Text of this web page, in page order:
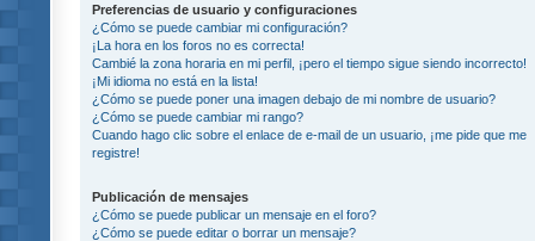
Preferencias de usuario y configuraciones
¿Cómo se puede cambiar mi configuración?
¡La hora en los foros no es correcta!
Cambié la zona horaria en mi perfil, ¡pero el tiempo sigue siendo incorrecto!
¡Mi idioma no está en la lista!
¿Cómo se puede poner una imagen debajo de mi nombre de usuario?
¿Cómo se puede cambiar mi rango?
Cuando hago clic sobre el enlace de e-mail de un usuario, ¡me pide que me
registre!
Publicación de mensajes
¿Cómo se puede publicar un mensaje en el foro?
¿Cómo se puede editar o borrar un mensaje?